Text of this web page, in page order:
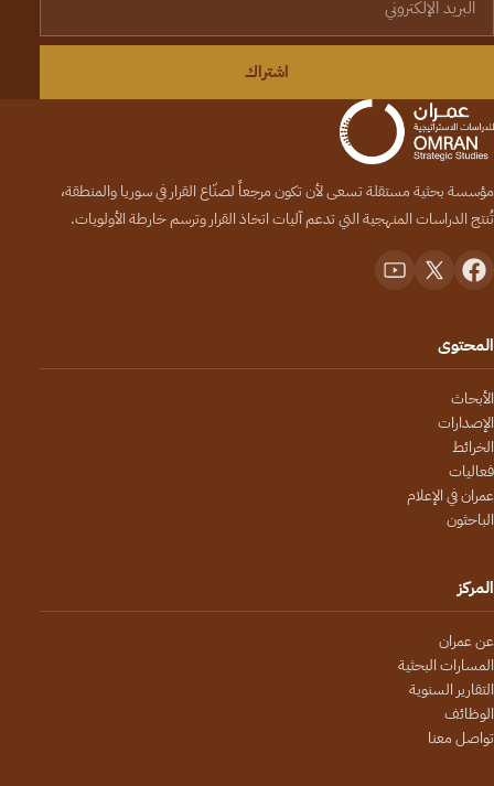
اشتراك
مؤسسة بحثية مستقلة تسعى لأن تكون مرجعاً لصنّاع القرار في سوريا والمنطقة،
تُنتج الدراسات المنهجية التي تدعم آليات اتخاذ القرار وترسم خارطة الأولويات.
المحتوى
الأبحاث
الإصدارات
الخرائط
فعاليات
عمران في الإعلام
الباحثون
المركز
عن عمران
المسارات البحثية
التقارير السنوية
الوظائف
تواصل معنا